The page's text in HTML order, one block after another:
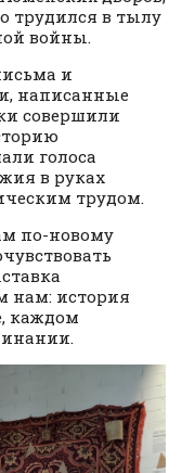
трудился в тылу
войны.
и
написанные
совершили
голоса
в руках
трудом.
по-новому
нам: история
каждом